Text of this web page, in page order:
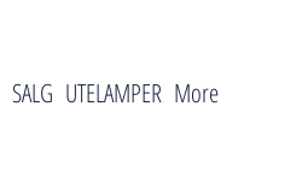
SALG UTELAMPER More